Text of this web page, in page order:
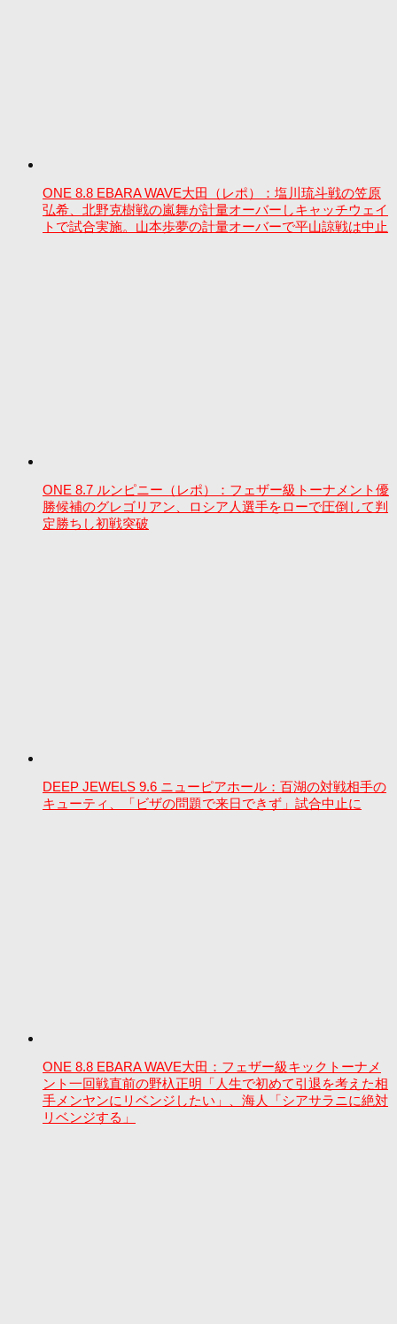
ONE 8.8 EBARA WAVE大田（レポ）：塩川琉斗戦の笠原
弘希、北野克樹戦の嵐舞が計量オーバーしキャッチウェイ
トで試合実施。山本歩夢の計量オーバーで平山諒戦は中止
ONE 8.7 ルンピニー（レポ）：フェザー級トーナメント優
勝候補のグレゴリアン、ロシア人選手をローで圧倒して判
定勝ちし初戦突破
DEEP JEWELS 9.6 ニューピアホール：百湖の対戦相手の
キューティ、「ビザの問題で来日できず」試合中止に
ONE 8.8 EBARA WAVE大田：フェザー級キックトーナメ
ント一回戦直前の野杁正明「人生で初めて引退を考えた相
手メンヤンにリベンジしたい」、海人「シアサラニに絶対
リベンジする」